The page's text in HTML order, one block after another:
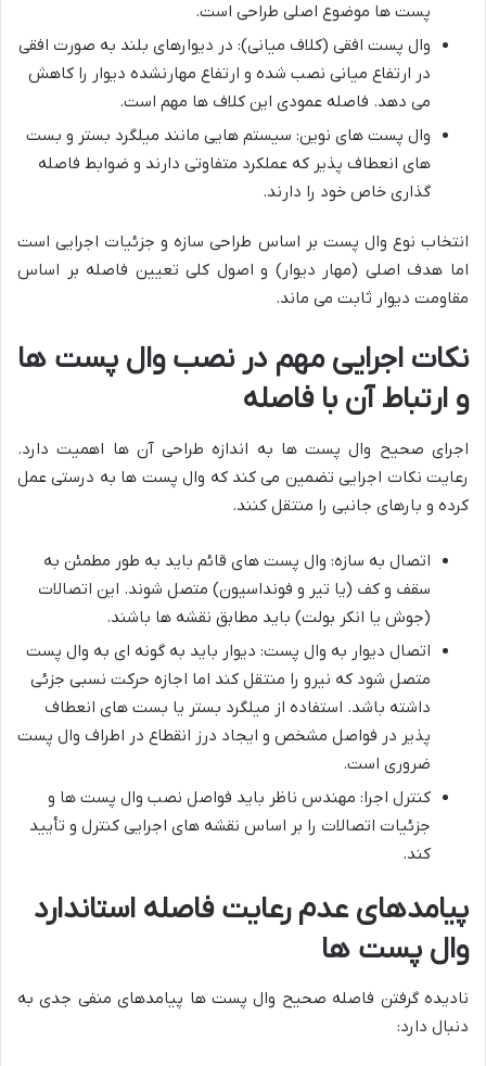
پست ها موضوع اصلی طراحی است.
وال پست افقی (کلاف میانی): در دیوارهای بلند به صورت افقی
در ارتفاع میانی نصب شده و ارتفاع مهارنشده دیوار را کاهش
می دهد. فاصله عمودی این کلاف ها مهم است.
وال پست های نوین: سیستم هایی مانند میلگرد بستر و بست
های انعطاف پذیر که عملکرد متفاوتی دارند و ضوابط فاصله
گذاری خاص خود را دارند.
انتخاب نوع وال پست بر اساس طراحی سازه و جزئیات اجرایی است
اما هدف اصلی (مهار دیوار) و اصول کلی تعیین فاصله بر اساس
مقاومت دیوار ثابت می ماند.
نکات اجرایی مهم در نصب وال پست ها
و ارتباط آن با فاصله
اجرای صحیح وال پست ها به اندازه طراحی آن ها اهمیت دارد.
رعایت نکات اجرایی تضمین می کند که وال پست ها به درستی عمل
کرده و بارهای جانبی را منتقل کنند.
اتصال به سازه: وال پست های قائم باید به طور مطمئن به
سقف و کف (یا تیر و فونداسیون) متصل شوند. این اتصالات
(جوش یا انکر بولت) باید مطابق نقشه ها باشند.
اتصال دیوار به وال پست: دیوار باید به گونه ای به وال پست
متصل شود که نیرو را منتقل کند اما اجازه حرکت نسبی جزئی
داشته باشد. استفاده از میلگرد بستر یا بست های انعطاف
پذیر در فواصل مشخص و ایجاد درز انقطاع در اطراف وال پست
ضروری است.
کنترل اجرا: مهندس ناظر باید فواصل نصب وال پست ها و
جزئیات اتصالات را بر اساس نقشه های اجرایی کنترل و تأیید
کند.
پیامدهای عدم رعایت فاصله استاندارد
وال پست ها
نادیده گرفتن فاصله صحیح وال پست ها پیامدهای منفی جدی به
دنبال دارد: